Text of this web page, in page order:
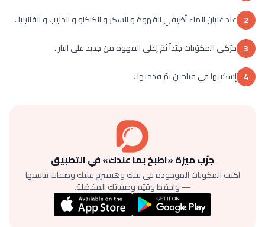
2 عند غليان الماء أضيفي القهوة و السكر و الكاكاو و الحليب و الفانيليا .
3 حرّكي المكوّنات جيّداً ثمّ إغلي القهوة من جديد على النار .
4 إسكبيها في فناجين ثمّ قدميها .
جرّب ميزة «اطبخ بما عندك» في التطبيق
اكتب المكونات الموجودة في بيتك وهنقترح عليك وصفات تناسبها
— واحفظ وقيّم وصفاتك المفضلة.